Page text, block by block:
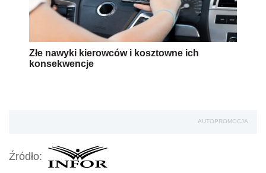
Złe nawyki kierowców i kosztowne ich
konsekwencje
AUTOPROMOCJA
Źródło: